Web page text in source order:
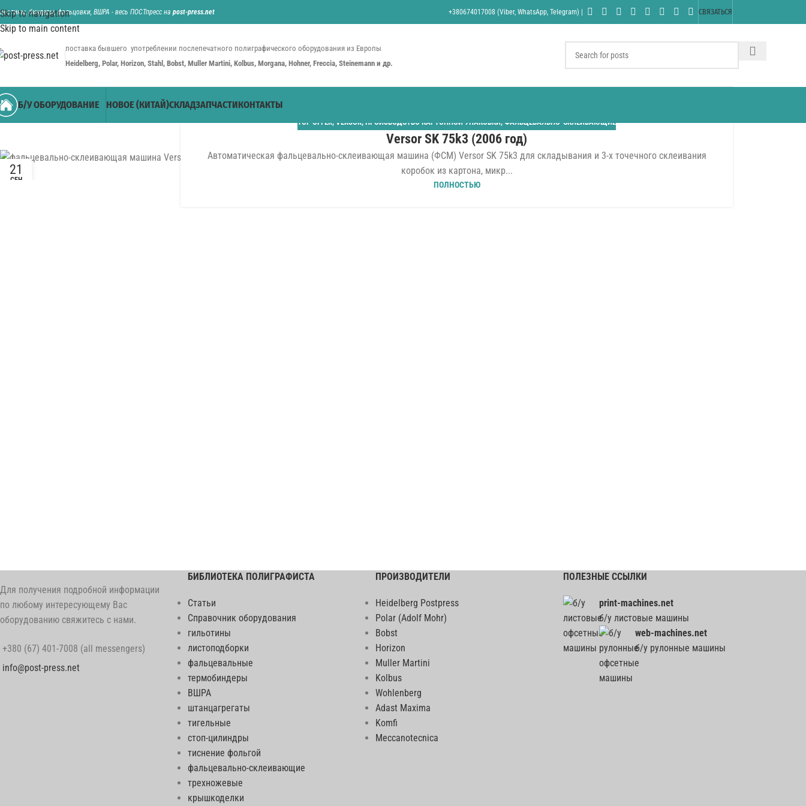
Skip to navigation
Skip to main content
биндеры, фальцовки, ВШРА - весь ПОСТпресс на post-press.net +380674017008 (Viber, WhatsApp, Telegram) | СВЯЗАТЬСЯ
поставка бывшего употреблении послепечатного полиграфического оборудования из Европы
Heidelberg, Polar, Horizon, Stahl, Bobst, Muller Martini, Kolbus, Morgana, Hohner, Freccia, Steinemann и др.
Б/У ОБОРУДОВАНИЕ НОВОЕ (КИТАЙ)СКЛАДЗАПЧАСТИКОНТАКТЫ
21
СЕН
TOP OFFER, VERSOR,ПРОИЗВОДСТВО КАРТОННОЙ УПАКОВКИ, ФАЛЬЦЕВАЛЬНО-СКЛЕИВАЮЩИЕ
Versor SK 75k3 (2006 год)
Автоматическая фальцевально-склеивающая машина (ФСМ) Versor SK 75k3 для складывания и 3-х точечного склеивания
коробок из картона, микр...
ПОЛНОСТЬЮ
Для получения подробной информации
по любому интересующему Вас
оборудованию свяжитесь с нами.
+380 (67) 401-7008 (all messengers)
info@post-press.net
БИБЛИОТЕКА ПОЛИГРАФИСТА
Статьи
Справочник оборудования
гильотины
листоподборки
фальцевальные
термобиндеры
ВШРА
штанцагрегаты
тигельные
стоп-цилиндры
тиснение фольгой
фальцевально-склеивающие
трехножевые
крышкоделки
ПРОИЗВОДИТЕЛИ
Heidelberg Postpress
Polar (Adolf Mohr)
Bobst
Horizon
Muller Martini
Kolbus
Wohlenberg
Adast Maxima
Komfi
Meccanotecnica
ПОЛЕЗНЫЕ ССЫЛКИ
print-machines.net
б/у листовые машины
web-machines.net
б/у рулонные машины